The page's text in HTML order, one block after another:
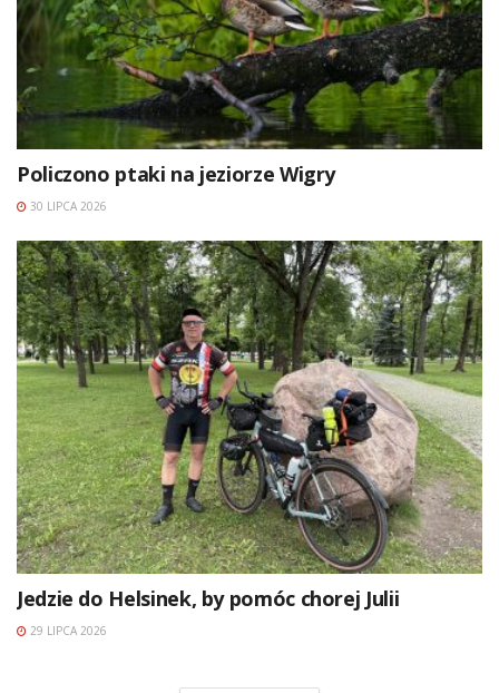
Policzono ptaki na jeziorze Wigry
30 LIPCA 2026
Jedzie do Helsinek, by pomóc chorej Julii
29 LIPCA 2026